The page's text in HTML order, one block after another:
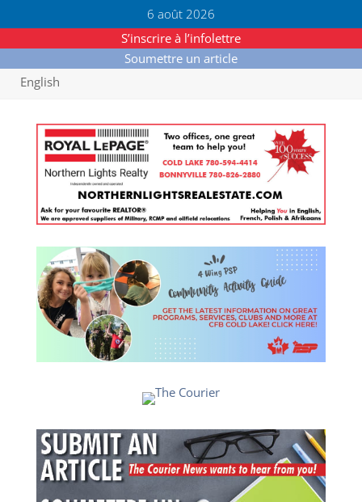
6 août 2026
S’inscrire à l’infolettre
Soumettre un article
English